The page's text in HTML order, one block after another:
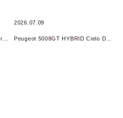
2026.07.09